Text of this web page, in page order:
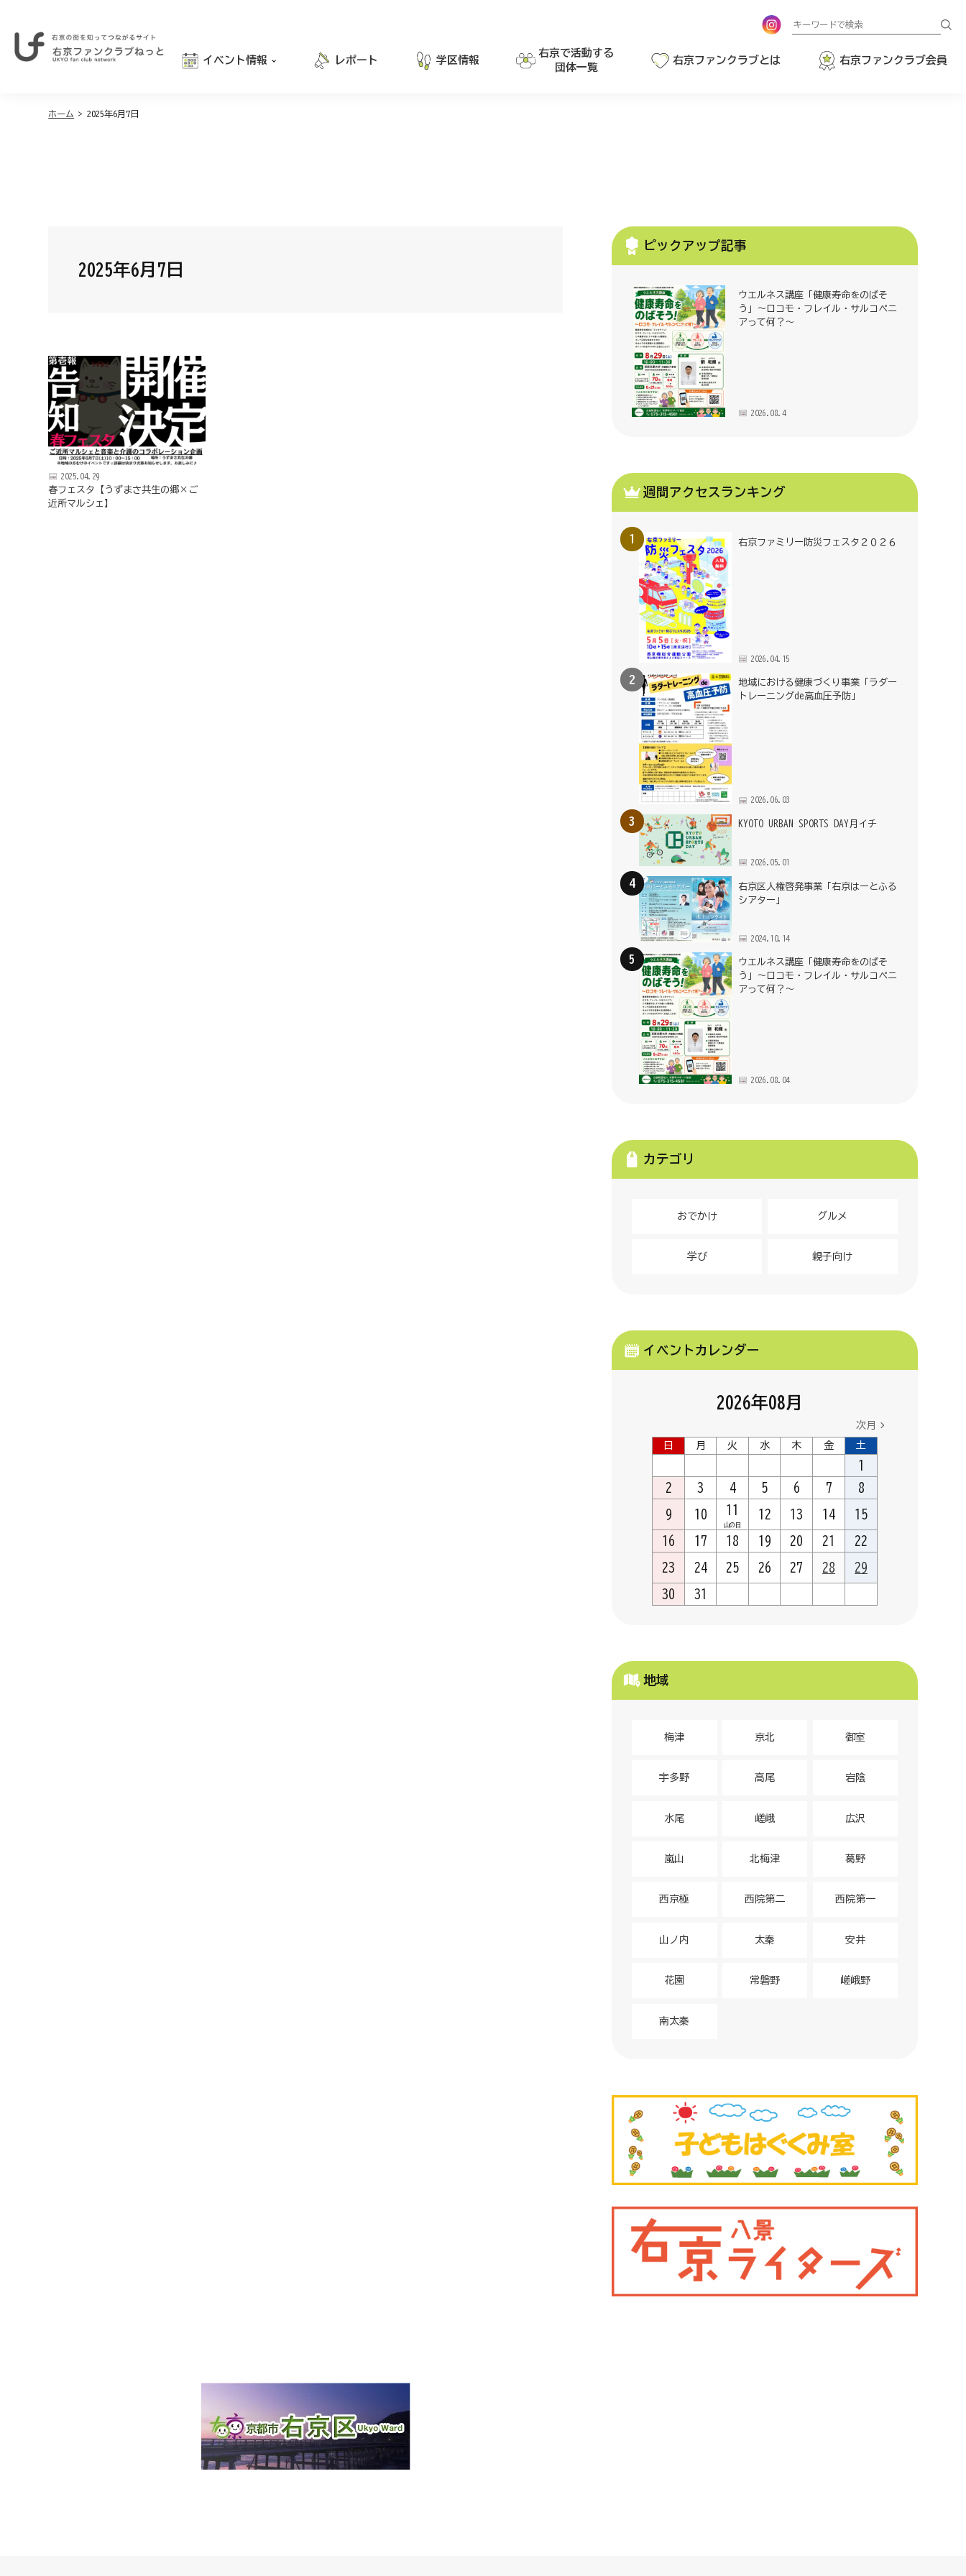
イベント情報 レポート 学区情報
右京で活動する
団体一覧
右京ファンクラブとは 右京ファンクラブ会員
ホーム >2025年6月7日
2025年6月7日
2025.04.29
春フェスタ【うずまさ共生の郷×ご
近所マルシェ】
ピックアップ記事
ウエルネス講座「健康寿命をのばそ
う」～ロコモ・フレイル・サルコペニ
アって何？～
2026.08.4
週間アクセスランキング
右京ファミリー防災フェスタ２０２６
2026.04.15
地域における健康づくり事業「ラダー
トレーニングde高血圧予防」
2026.06.03
KYOTO URBAN SPORTS DAY月イチ
2026.05.01
右京区人権啓発事業「右京はーとふる
シアター」
2024.10.14
ウエルネス講座「健康寿命をのばそ
う」～ロコモ・フレイル・サルコペニ
アって何？～
2026.08.04
カテゴリ
おでかけ グルメ
学び 親子向け
イベントカレンダー
2026年08月
次月
日
月 火 水 木 金 土
1
2
3 4 5 6 7 8
9 10 11
山の日
12 13 14 15
16 17 18 19 20 21 22
23 24 25 26 27 28 29
30 31
地域
梅津 京北 御室
宇多野 高尾 宕陰
水尾 嵯峨 広沢
嵐山 北梅津 葛野
西京極 西院第二 西院第一
山ノ内 太秦 安井
花園 常磐野 嵯峨野
南太秦